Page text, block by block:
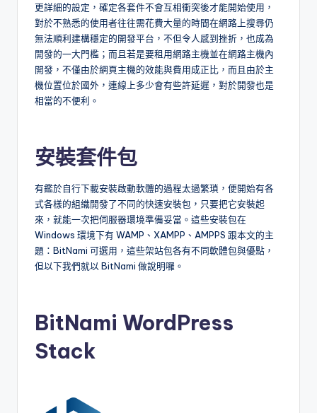
更詳細的設定，確定各套件不會互相衝突後才能開始使用，
對於不熟悉的使用者往往需花費大量的時間在網路上搜尋仍
無法順利建構穩定的開發平台，不但令人感到挫折，也成為
開發的一大門檻；而且若是要租用網路主機並在網路主機內
開發，不僅由於網頁主機的效能與費用成正比，而且由於主
機位置位於國外，連線上多少會有些許延遲，對於開發也是
相當的不便利。
安裝套件包
有鑑於自行下載安裝啟動軟體的過程太過繁瑣，便開始有各
式各樣的組織開發了不同的快速安裝包，只要把它安裝起
來，就能一次把伺服器環境準備妥當。這些安裝包在
Windows 環境下有 WAMP、XAMPP、AMPPS 跟本文的主
題：BitNami 可選用，這些架站包各有不同軟體包與優點，
但以下我們就以 BitNami 做說明囉。
BitNami WordPress
Stack